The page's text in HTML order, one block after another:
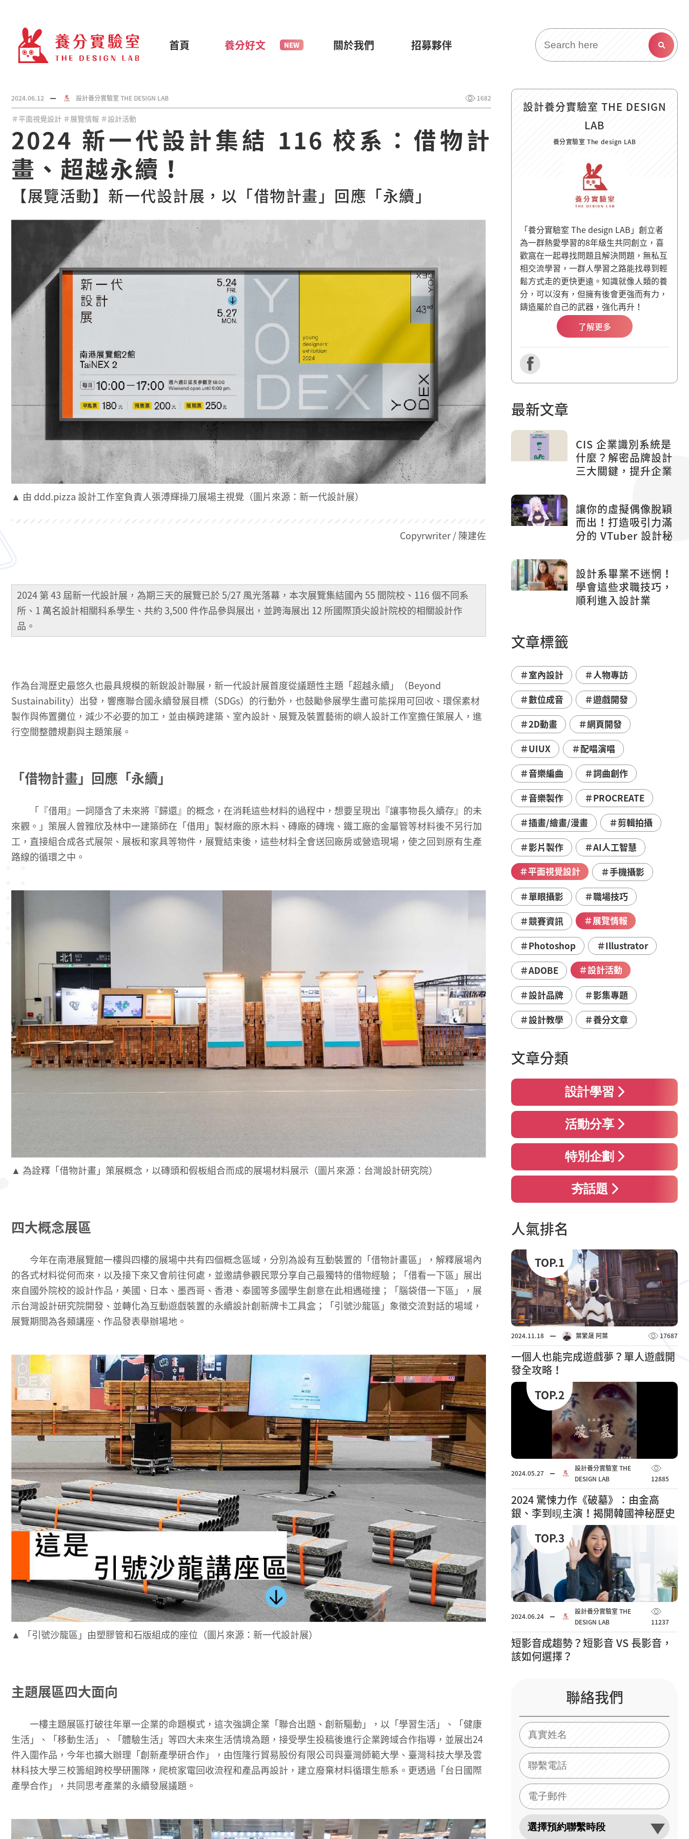
首頁 養分好文 關於我們 招募夥伴
2024.06.12 設計養分實驗室 THE DESIGN LAB 1682
＃平面視覺設計 ＃展覽情報 ＃設計活動
2024 新一代設計集結 116 校系：借物計
畫、超越永續！
【展覽活動】新一代設計展，以「借物計畫」回應「永續」
▲ 由 ddd.pizza 設計工作室負責人張溥輝操刀展場主視覺（圖片來源：新一代設計展）
Copyrwriter / 陳建佐
2024 第 43 屆新一代設計展，為期三天的展覽已於 5/27 風光落幕，本次展覽集結國內 55 間院校、116 個不同系
所、1 萬名設計相關科系學生、共約 3,500 件作品參與展出，並跨海展出 12 所國際頂尖設計院校的相關設計作
品。
作為台灣歷史最悠久也最具規模的新銳設計聯展，新一代設計展首度從議題性主題「超越永續」（Beyond
Sustainability）出發，響應聯合國永續發展目標（SDGs）的行動外，也鼓勵參展學生盡可能採用可回收、環保素材
製作與佈置攤位，減少不必要的加工，並由橫跨建築、室內設計、展覽及裝置藝術的嶼人設計工作室擔任策展人，進
行空間整體規劃與主題策展。
「借物計畫」回應「永續」
「『借用』一詞隱含了未來將『歸還』的概念，在消耗這些材料的過程中，想要呈現出『讓事物長久續存』的未
來觀。」策展人曾雅欣及林中一建築師在「借用」製材廠的原木料、磚廠的磚塊、鐵工廠的金屬管等材料後不另行加
工，直接組合成各式展架、展板和家具等物件，展覽結束後，這些材料全會送回廠房或營造現場，使之回到原有生產
路線的循環之中。
▲ 為詮釋「借物計畫」策展概念，以磚頭和假板組合而成的展場材料展示（圖片來源：台灣設計研究院）
四大概念展區
今年在南港展覽館一樓與四樓的展場中共有四個概念區域，分別為設有互動裝置的「借物計畫區」，解釋展場內
的各式材料從何而來，以及接下來又會前往何處，並邀請參觀民眾分享自己最獨特的借物經驗；「借看一下區」展出
來自國外院校的設計作品，美國、日本、墨西哥、香港、泰國等多國學生創意在此相遇碰撞；「腦袋借一下區」，展
示台灣設計研究院開發、並轉化為互動遊戲裝置的永續設計創新牌卡工具盒；「引號沙龍區」象徵交流對話的場域，
展覽期間為各類講座、作品發表舉辦場地。
▲ 「引號沙龍區」由塑膠管和石版組成的座位（圖片來源：新一代設計展）
主題展區四大面向
一樓主題展區打破往年單一企業的命題模式，這次強調企業「聯合出題、創新驅動」，以「學習生活」、「健康
生活」、「移動生活」、「體驗生活」等四大未來生活情境為題，接受學生投稿後進行企業跨域合作指導，並展出24
件入圍作品，今年也擴大辦理「創新產學研合作」，由恆隆行貿易股份有限公司與臺灣師範大學、臺灣科技大學及雲
林科技大學三校籌組跨校學研團隊，爬梳家電回收流程和產品再設計，建立廢棄材料循環生態系。更透過「台日國際
產學合作」，共同思考產業的永續發展議題。
設計養分實驗室 THE DESIGN
LAB
養分實驗室 The design LAB
「養分實驗室 The design LAB」創立者
為一群熱愛學習的8年級生共同創立，喜
歡窩在一起尋找問題且解決問題，無私互
相交流學習，一群人學習之路能找尋到輕
鬆方式走的更快更遠。知識就像人類的養
分，可以沒有，但擁有後會更強而有力，
鑄造屬於自己的武器，強化再升！
了解更多
最新文章
CIS 企業識別系統是
什麼？解密品牌設計
三大關鍵，提升企業
讓你的虛擬偶像脫穎
而出！打造吸引力滿
分的 VTuber 設計秘
設計系畢業不迷惘！
學會這些求職技巧，
順利進入設計業
文章標籤
＃室內設計
＃人物專訪
＃數位成音
＃遊戲開發
＃2D動畫
＃網頁開發
＃UIUX
＃配唱演唱
＃音樂編曲
＃詞曲創作
＃音樂製作
＃PROCREATE
＃插畫/繪畫/漫畫
＃剪輯拍攝
＃影片製作
＃AI人工智慧
＃平面視覺設計
＃手機攝影
＃單眼攝影
＃職場技巧
＃競賽資訊
＃展覽情報
＃Photoshop
＃Illustrator
＃ADOBE
＃設計活動
＃設計品牌
＃影集專題
＃設計教學
＃養分文章
文章分類
設計學習
活動分享
特別企劃
夯話題
人氣排名
TOP.1
一個人也能完成遊戲夢？單人遊戲開
發全攻略！
2024.11.18 葉繁晟 阿葉 17687
TOP.2
2024 驚悚力作《破墓》：由金高
銀、李到晛主演！揭開韓國神秘歷史
謎團
2024.05.27
設計養分實驗室 THE
DESIGN LAB
12885
TOP.3
短影音成趨勢？短影音 VS 長影音，
該如何選擇？
2024.06.24
設計養分實驗室 THE
DESIGN LAB
11237
聯絡我們